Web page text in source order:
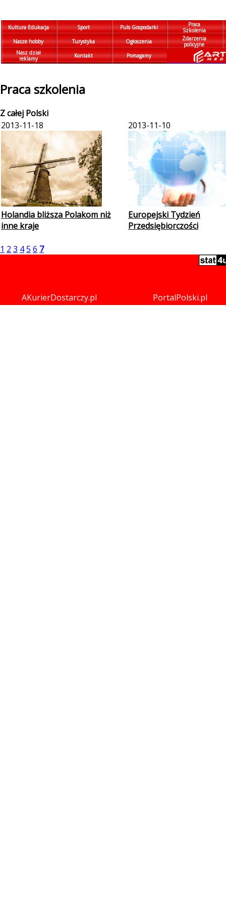
Kultura Edukacja Sport Puls Gospodarki
Praca
Szkolenia
Nasze hobby
Turystyka Ogłoszenia
Zdarzenia
policyjne
Nasz dział
reklamy
Kontakt Pomagamy
Praca szkolenia
Z całej Polski
2013-11-18
Holandia bliższa Polakom niż
inne kraje
2013-11-10
Europejski Tydzień
Przedsiębiorczości
1 2 3 45 6 7
AKurierDostarczy.pl PortalPolski.pl